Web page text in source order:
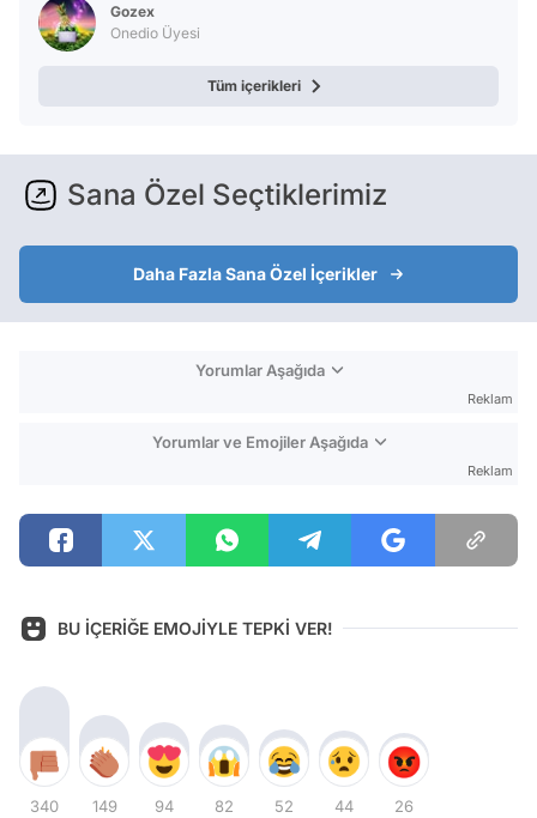
Gozex
Onedio Üyesi
Tüm içerikleri
Sana Özel Seçtiklerimiz
Daha Fazla Sana Özel İçerikler
Yorumlar Aşağıda
Reklam
Yorumlar ve Emojiler Aşağıda
Reklam
BU İÇERİĞE EMOJİYLE TEPKİ VER!
340 149 94 82 52 44 26